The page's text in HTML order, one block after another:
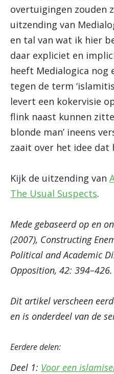
overtuigingen zouden
uitzending van
en tal van wat ik hier
daar expliciet en
heeft Medialogica nog
tegen de term
levert een kokervisie
flink naast kunnen
blonde man’ ineens
zaait over het idee dat
Kijk de uitzending van
The Usual Suspects.
Mede gebaseerd op en
(2007), Constructing
Political and Academic
Opposition, 42: 394–426.
Dit artikel verscheen
en is onderdeel van de
Eerdere delen:
Deel 1: Voor een